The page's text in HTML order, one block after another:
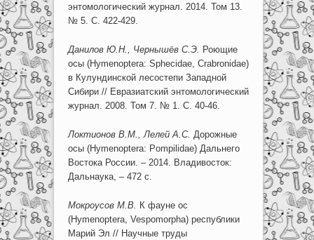
энтомологический журнал. 2014. Том 13.
№ 5. С. 422-429.
Данилов Ю.Н., Чернышёв С.Э.
Роющие
осы (Hymenoptera: Sphecidae, Crabronidae)
в Кулундинской лесостепи Западной
Сибири // Евразиатский энтомологический
журнал. 2008. Том 7. № 1. С. 40-46.
Локтионов В.М., Лелей А.С. Дорожные
осы (Hymenoptera: Pompilidae) Дальнего
Востока России. – 2014. Владивосток:
Дальнаука, – 472 с.
Мокроусов М.В. К фауне ос
(Hymenoptera, Vespomorpha) республики
Марий Эл // Научные труды